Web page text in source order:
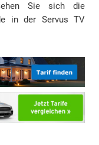
Sie sich die
in der Servus TV